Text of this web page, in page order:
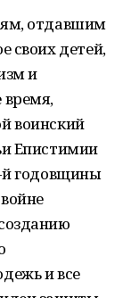
отдавшим
своих детей,
и
время,
воинский
Епистимии
й годовщины
и все